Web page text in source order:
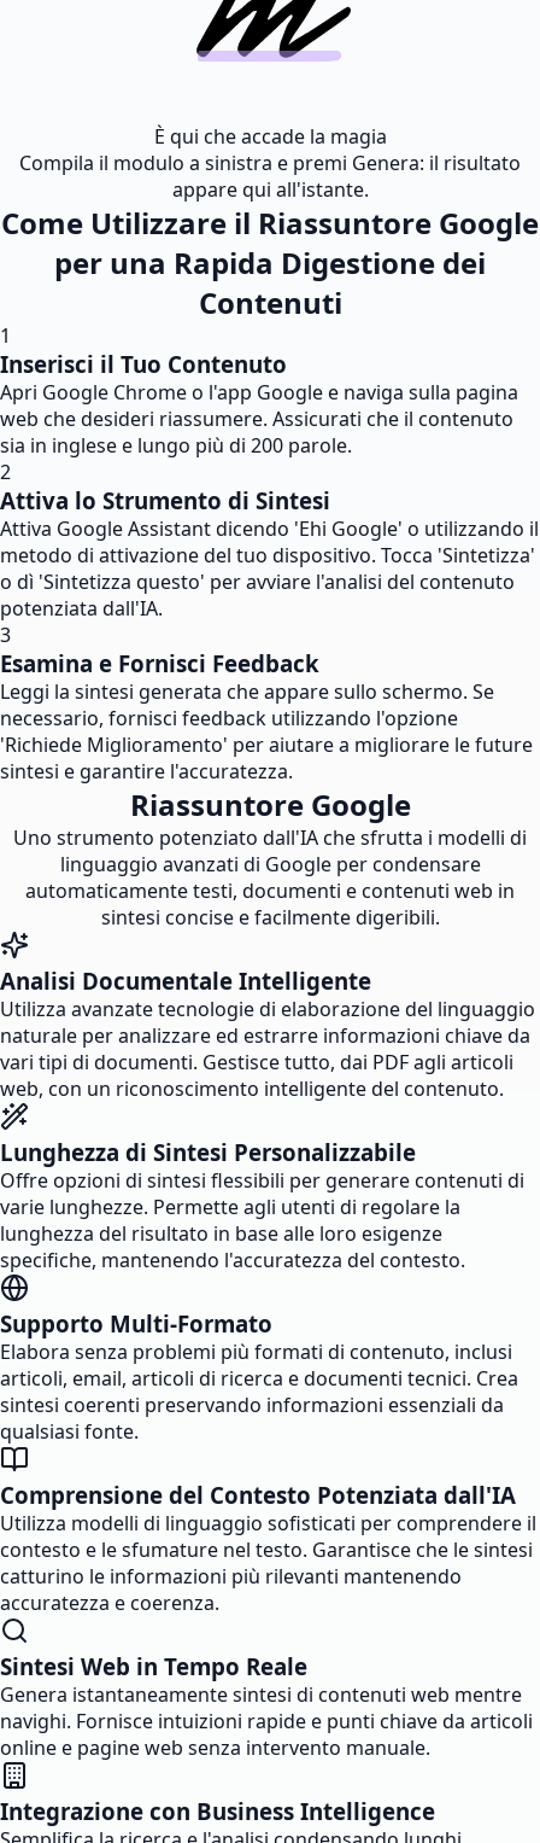
È qui che accade la magia
Compila il modulo a sinistra e premi Genera: il risultato
appare qui all'istante.
Come Utilizzare il Riassuntore Google
per una Rapida Digestione dei
Contenuti
1
Inserisci il Tuo Contenuto
Apri Google Chrome o l'app Google e naviga sulla pagina
web che desideri riassumere. Assicurati che il contenuto
sia in inglese e lungo più di 200 parole.
2
Attiva lo Strumento di Sintesi
Attiva Google Assistant dicendo 'Ehi Google' o utilizzando il
metodo di attivazione del tuo dispositivo. Tocca 'Sintetizza'
o dì 'Sintetizza questo' per avviare l'analisi del contenuto
potenziata dall'IA.
3
Esamina e Fornisci Feedback
Leggi la sintesi generata che appare sullo schermo. Se
necessario, fornisci feedback utilizzando l'opzione
'Richiede Miglioramento' per aiutare a migliorare le future
sintesi e garantire l'accuratezza.
Riassuntore Google
Uno strumento potenziato dall'IA che sfrutta i modelli di
linguaggio avanzati di Google per condensare
automaticamente testi, documenti e contenuti web in
sintesi concise e facilmente digeribili.
Analisi Documentale Intelligente
Utilizza avanzate tecnologie di elaborazione del linguaggio
naturale per analizzare ed estrarre informazioni chiave da
vari tipi di documenti. Gestisce tutto, dai PDF agli articoli
web, con un riconoscimento intelligente del contenuto.
Lunghezza di Sintesi Personalizzabile
Offre opzioni di sintesi flessibili per generare contenuti di
varie lunghezze. Permette agli utenti di regolare la
lunghezza del risultato in base alle loro esigenze
specifiche, mantenendo l'accuratezza del contesto.
Supporto Multi-Formato
Elabora senza problemi più formati di contenuto, inclusi
articoli, email, articoli di ricerca e documenti tecnici. Crea
sintesi coerenti preservando informazioni essenziali da
qualsiasi fonte.
Comprensione del Contesto Potenziata dall'IA
Utilizza modelli di linguaggio sofisticati per comprendere il
contesto e le sfumature nel testo. Garantisce che le sintesi
catturino le informazioni più rilevanti mantenendo
accuratezza e coerenza.
Sintesi Web in Tempo Reale
Genera istantaneamente sintesi di contenuti web mentre
navighi. Fornisce intuizioni rapide e punti chiave da articoli
online e pagine web senza intervento manuale.
Integrazione con Business Intelligence